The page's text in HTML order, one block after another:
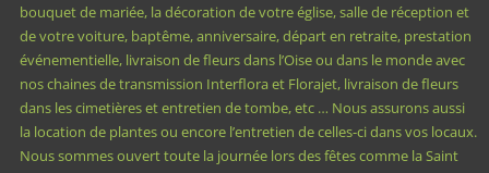
bouquet de mariée, la décoration de votre église, salle de réception et
de votre voiture, baptême, anniversaire, départ en retraite, prestation
événementielle, livraison de fleurs dans l’Oise ou dans le monde avec
nos chaines de transmission Interflora et Florajet, livraison de fleurs
dans les cimetières et entretien de tombe, etc … Nous assurons aussi
la location de plantes ou encore l’entretien de celles-ci dans vos locaux.
Nous sommes ouvert toute la journée lors des fêtes comme la Saint